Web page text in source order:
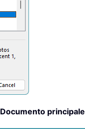
Documento principale